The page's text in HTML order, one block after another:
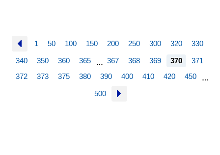
1 50 100 150 200 250 300 320 330
340 350 360 365 … 367 368 369 370
371
372
373 375 380 390 400 410 420 450 …
500